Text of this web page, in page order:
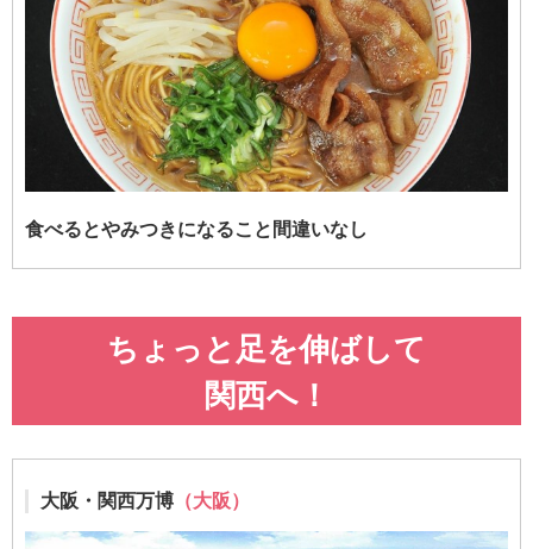
食べるとやみつきになること間違いなし
ちょっと足を伸ばして
関西へ！
大阪・関西万博 （大阪）